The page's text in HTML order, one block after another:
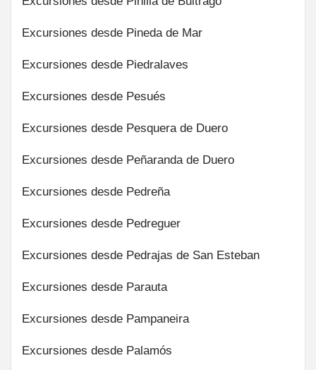
Excursiones desde Pineda de Mar
Excursiones desde Piedralaves
Excursiones desde Pesués
Excursiones desde Pesquera de Duero
Excursiones desde Peñaranda de Duero
Excursiones desde Pedreña
Excursiones desde Pedreguer
Excursiones desde Pedrajas de San Esteban
Excursiones desde Parauta
Excursiones desde Pampaneira
Excursiones desde Palamós